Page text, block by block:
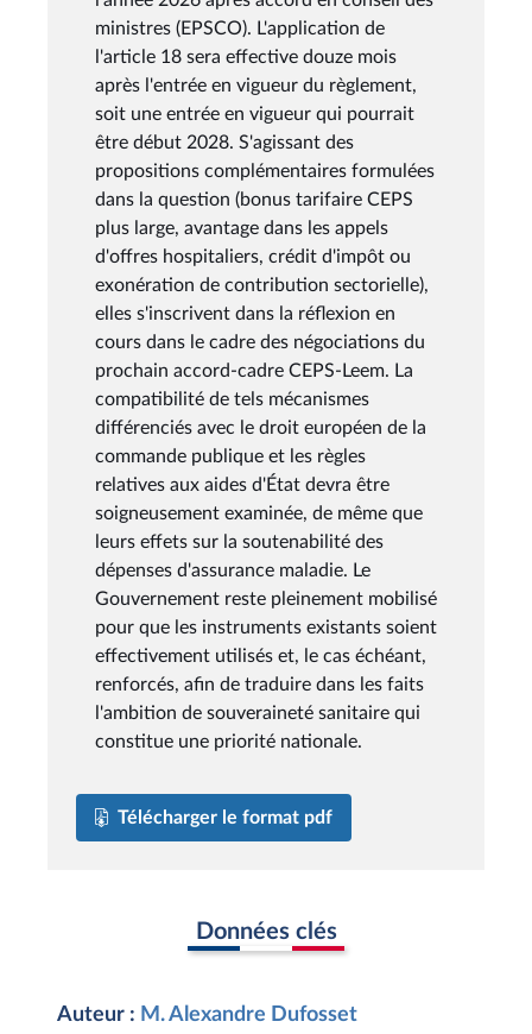
ministres (EPSCO). L'application de
l'article 18 sera effective douze mois
après l'entrée en vigueur du règlement,
soit une entrée en vigueur qui pourrait
être début 2028. S'agissant des
propositions complémentaires formulées
dans la question (bonus tarifaire CEPS
plus large, avantage dans les appels
d'offres hospitaliers, crédit d'impôt ou
exonération de contribution sectorielle),
elles s'inscrivent dans la réflexion en
cours dans le cadre des négociations du
prochain accord-cadre CEPS-Leem. La
compatibilité de tels mécanismes
différenciés avec le droit européen de la
commande publique et les règles
relatives aux aides d'État devra être
soigneusement examinée, de même que
leurs effets sur la soutenabilité des
dépenses d'assurance maladie. Le
Gouvernement reste pleinement mobilisé
pour que les instruments existants soient
effectivement utilisés et, le cas échéant,
renforcés, afin de traduire dans les faits
l'ambition de souveraineté sanitaire qui
constitue une priorité nationale.
Télécharger le format pdf
Données clés
Auteur : M. Alexandre Dufosset